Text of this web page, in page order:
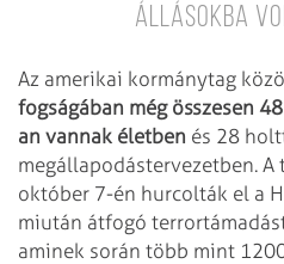
állásokba
Az amerikai kormánytag
fogságában még összesen
an vannak életben és 28
megállapodástervezetben.
október 7-én hurcolták el a
miután átfogó
aminek során több mint